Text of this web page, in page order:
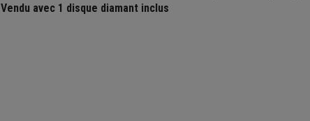
Vendu avec 1 disque diamant inclus